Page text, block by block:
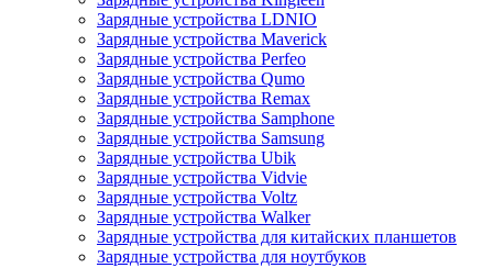
Зарядные устройства LDNIO
Зарядные устройства Maverick
Зарядные устройства Perfeo
Зарядные устройства Qumo
Зарядные устройства Remax
Зарядные устройства Samphone
Зарядные устройства Samsung
Зарядные устройства Ubik
Зарядные устройства Vidvie
Зарядные устройства Voltz
Зарядные устройства Walker
Зарядные устройства для китайских планшетов
Зарядные устройства для ноутбуков